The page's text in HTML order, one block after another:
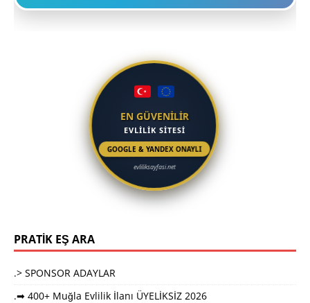
EN GÜVENİLİR
EVLİLİK SİTESİ
GOOGLE & YANDEX ONAYLI
evliliksayfasi.net
PRATİK EŞ ARA
.> SPONSOR ADAYLAR
.➡ 400+ Muğla Evlilik İlanı ÜYELİKSİZ 2026